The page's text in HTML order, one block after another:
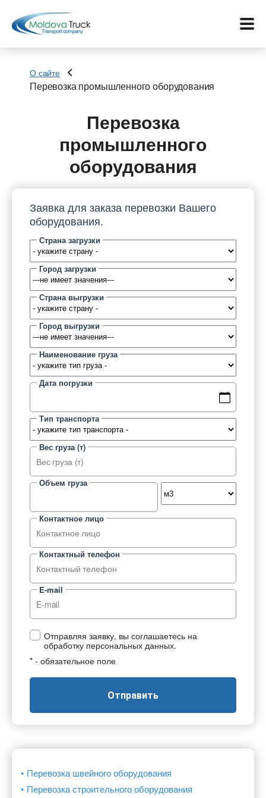
Биржа
Язык:
О сайте
Перевозка промышленного оборудования
Перевозка
промышленного
оборудования
Заявка для заказа перевозки Вашего
оборудования.
Страна загрузки
Город загрузки
Страна выгрузки
Город выгрузки
Наименование груза
Дата погрузки
Тип транспорта
Вес груза (т)
Объем груза
Контактное лицо
Контактный телефон
E-mail
Отправляя заявку, вы соглашаетесь на
обработку персональных данных.
* - обязательное поле
Отправить
Перевозка швейного оборудования
Перевозка строительного оборудования